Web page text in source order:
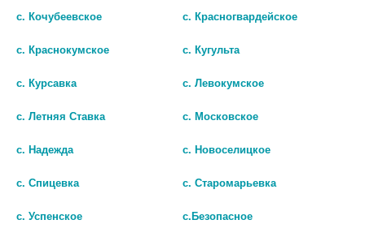
ТАБ. /БЕРЛИН ХЕМИ/ 1370
40МГ. №30 ТАБ./ОЗОН/ 4480
с. Кочубеевское с. Красногвардейское
с. Краснокумское с. Кугульта
с. Курсавка с. Левокумское
с. Летняя Ставка с. Московское
с. Надежда с. Новоселицкое
с. Спицевка с. Старомарьевка
с. Успенское с.Безопасное